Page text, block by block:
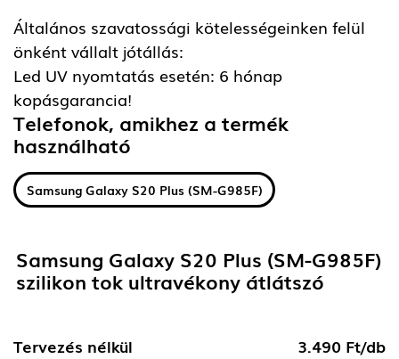
Általános szavatossági kötelességeinken felül
önként vállalt jótállás:
Led UV nyomtatás esetén: 6 hónap
kopásgarancia!
Telefonok, amikhez a termék
használható
Samsung Galaxy S20 Plus (SM-G985F)
Samsung Galaxy S20 Plus (SM-G985F)
szilikon tok ultravékony átlátszó
Tervezés nélkül
3.490 Ft/db